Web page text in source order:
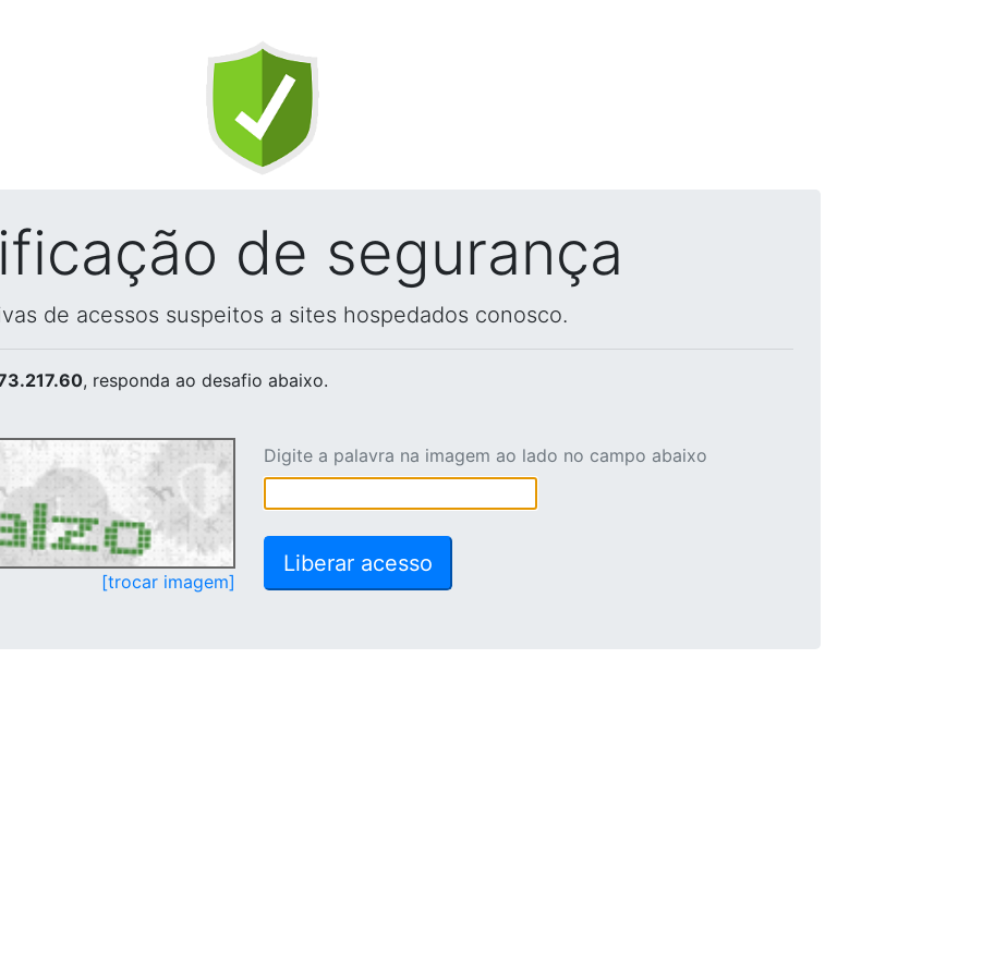
de segurança
de acessos suspeitos a sites hospedados conosco.
, responda ao desafio abaixo.
[trocar imagem]
Digite a palavra na imagem ao lado no campo abaixo